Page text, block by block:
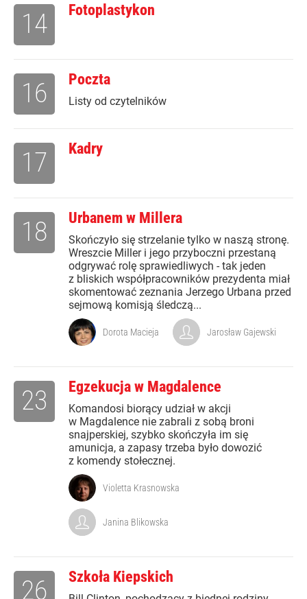
Fotoplastykon
14
Poczta
Listy od czytelników
16
Kadry
17
Urbanem w Millera
Skończyło się strzelanie tylko w naszą stronę.
Wreszcie Miller i jego przyboczni przestaną
odgrywać rolę sprawiedliwych - tak jeden
z bliskich współpracowników prezydenta miał
skomentować zeznania Jerzego Urbana przed
sejmową komisją śledczą...
18
Dorota Macieja Jarosław Gajewski
Egzekucja w Magdalence
Komandosi biorący udział w akcji
w Magdalence nie zabrali z sobą broni
snajperskiej, szybko skończyła im się
amunicja, a zapasy trzeba było dowozić
z komendy stołecznej.
23
Violetta Krasnowska
Janina Blikowska
Szkoła Kiepskich
26